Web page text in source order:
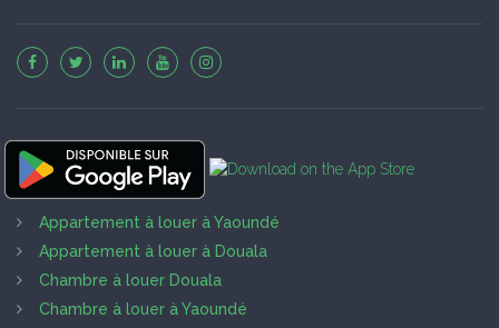
Appartement à louer à Yaoundé
Appartement à louer à Douala
Chambre à louer Douala
Chambre à louer à Yaoundé